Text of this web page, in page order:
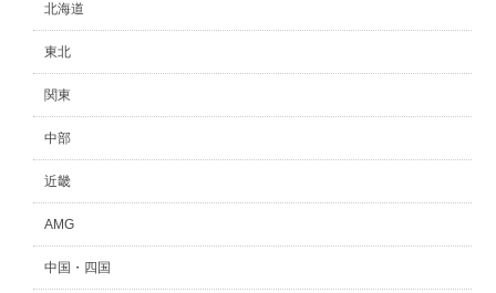
北海道
東北
関東
中部
近畿
AMG
中国・四国